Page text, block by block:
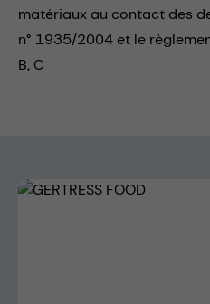
matériaux au contact des
n° 1935/2004 et le
B, C
Skip image gallery